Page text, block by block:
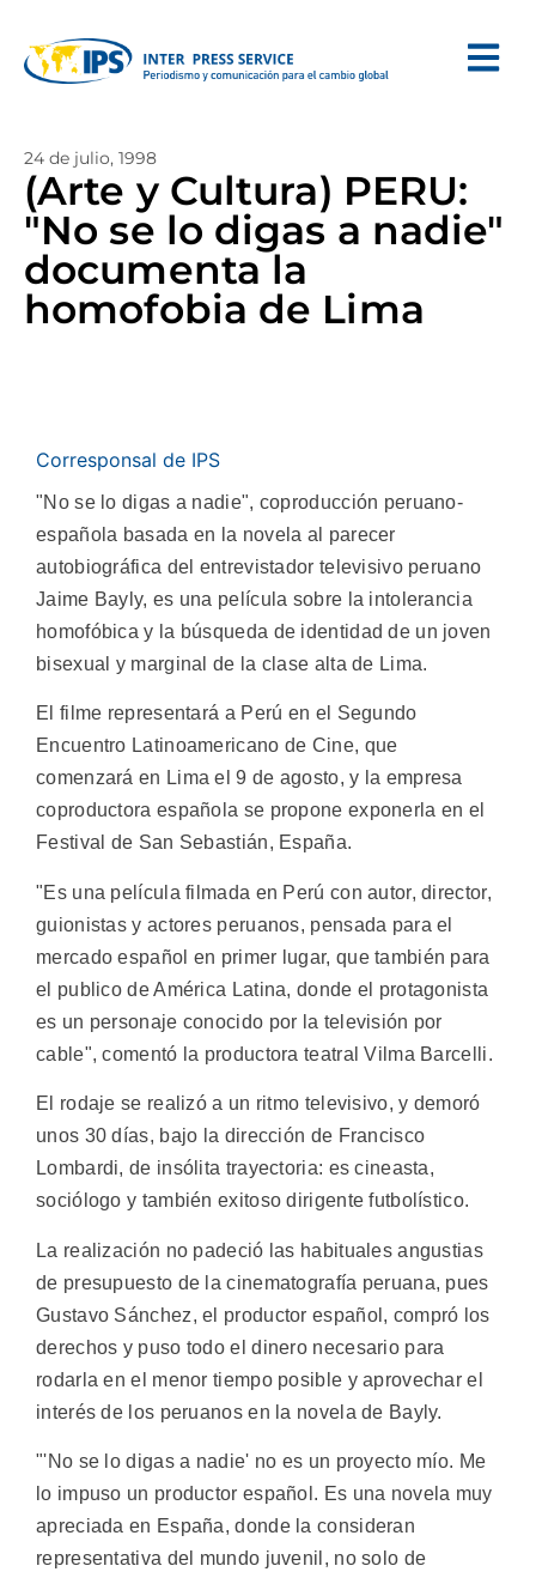
24 de julio, 1998
(Arte y Cultura) PERU:
"No se lo digas a nadie"
documenta la
homofobia de Lima
Corresponsal de IPS
"No se lo digas a nadie", coproducción peruano-
española basada en la novela al parecer
autobiográfica del entrevistador televisivo peruano
Jaime Bayly, es una película sobre la intolerancia
homofóbica y la búsqueda de identidad de un joven
bisexual y marginal de la clase alta de Lima.
El filme representará a Perú en el Segundo
Encuentro Latinoamericano de Cine, que
comenzará en Lima el 9 de agosto, y la empresa
coproductora española se propone exponerla en el
Festival de San Sebastián, España.
"Es una película filmada en Perú con autor, director,
guionistas y actores peruanos, pensada para el
mercado español en primer lugar, que también para
el publico de América Latina, donde el protagonista
es un personaje conocido por la televisión por
cable", comentó la productora teatral Vilma Barcelli.
El rodaje se realizó a un ritmo televisivo, y demoró
unos 30 días, bajo la dirección de Francisco
Lombardi, de insólita trayectoria: es cineasta,
sociólogo y también exitoso dirigente futbolístico.
La realización no padeció las habituales angustias
de presupuesto de la cinematografía peruana, pues
Gustavo Sánchez, el productor español, compró los
derechos y puso todo el dinero necesario para
rodarla en el menor tiempo posible y aprovechar el
interés de los peruanos en la novela de Bayly.
"'No se lo digas a nadie' no es un proyecto mío. Me
lo impuso un productor español. Es una novela muy
apreciada en España, donde la consideran
representativa del mundo juvenil, no solo de